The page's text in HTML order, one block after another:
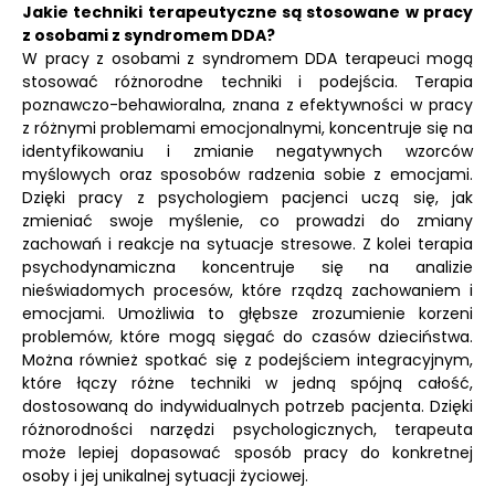
Jakie techniki terapeutyczne są stosowane w pracy
z osobami z syndromem DDA?
W pracy z osobami z syndromem DDA terapeuci mogą
stosować różnorodne techniki i podejścia. Terapia
poznawczo-behawioralna, znana z efektywności w pracy
z różnymi problemami emocjonalnymi, koncentruje się na
identyfikowaniu i zmianie negatywnych wzorców
myślowych oraz sposobów radzenia sobie z emocjami.
Dzięki pracy z psychologiem pacjenci uczą się, jak
zmieniać swoje myślenie, co prowadzi do zmiany
zachowań i reakcje na sytuacje stresowe. Z kolei terapia
psychodynamiczna koncentruje się na analizie
nieświadomych procesów, które rządzą zachowaniem i
emocjami. Umożliwia to głębsze zrozumienie korzeni
problemów, które mogą sięgać do czasów dzieciństwa.
Można również spotkać się z podejściem integracyjnym,
które łączy różne techniki w jedną spójną całość,
dostosowaną do indywidualnych potrzeb pacjenta. Dzięki
różnorodności narzędzi psychologicznych, terapeuta
może lepiej dopasować sposób pracy do konkretnej
osoby i jej unikalnej sytuacji życiowej.